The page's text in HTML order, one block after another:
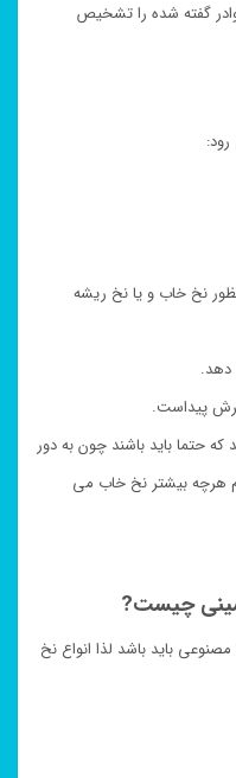
گفته شده را تشخیص
نخ خاب و یا نخ ریشه
پیداست.
حتما باید باشند چون به دور
هرچه بیشتر نخ خاب می
چیست?
باید باشد لذا انواع نخ